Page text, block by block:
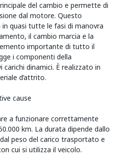
del cambio e permette di
dal motore. Questo
quasi tutte le fasi di manovra
il cambio marcia e la
importante di tutto il
i componenti della
carichi dinamici. È realizzato in
d’attrito.
cause
a funzionare correttamente
km. La durata dipende dallo
peso del carico trasportato e
cui si utilizza il veicolo.